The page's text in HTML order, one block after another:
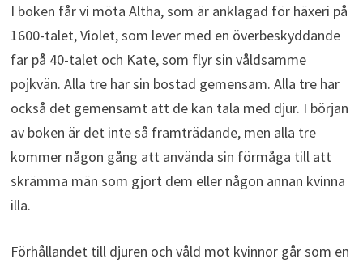
I boken får vi möta Altha, som är anklagad för häxeri på
1600-talet, Violet, som lever med en överbeskyddande
far på 40-talet och Kate, som flyr sin våldsamme
pojkvän. Alla tre har sin bostad gemensam. Alla tre har
också det gemensamt att de kan tala med djur. I början
av boken är det inte så framträdande, men alla tre
kommer någon gång att använda sin förmåga till att
skrämma män som gjort dem eller någon annan kvinna
illa.
Förhållandet till djuren och våld mot kvinnor går som en